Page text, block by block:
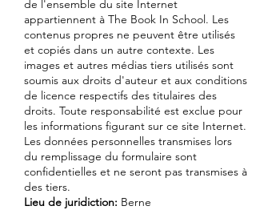
de l'ensemble du site Internet
appartiennent à The Book In School. Les
contenus propres ne peuvent être utilisés
et copiés dans un autre contexte. Les
images et autres médias tiers utilisés sont
soumis aux droits d'auteur et aux conditions
de licence respectifs des titulaires des
droits. Toute responsabilité est exclue pour
les informations figurant sur ce site Internet.
Les données personnelles transmises lors
du remplissage du formulaire sont
confidentielles et ne seront pas transmises à
des tiers.
Lieu de juridiction: Berne